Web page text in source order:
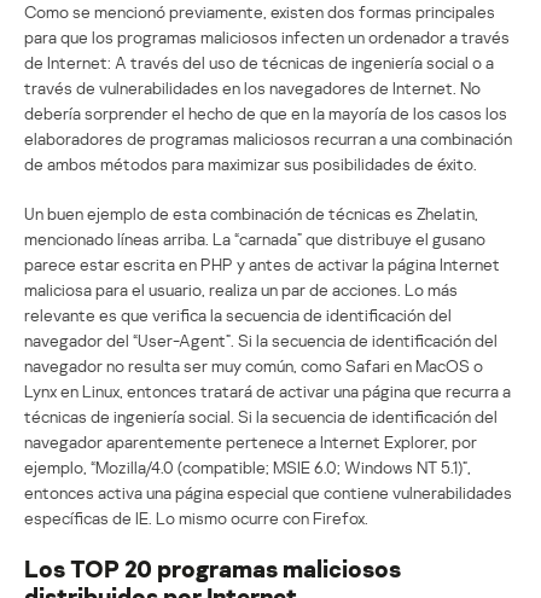
Como se mencionó previamente, existen dos formas principales
para que los programas maliciosos infecten un ordenador a través
de Internet: A través del uso de técnicas de ingeniería social o a
través de vulnerabilidades en los navegadores de Internet. No
debería sorprender el hecho de que en la mayoría de los casos los
elaboradores de programas maliciosos recurran a una combinación
de ambos métodos para maximizar sus posibilidades de éxito.
Un buen ejemplo de esta combinación de técnicas es Zhelatin,
mencionado líneas arriba. La “carnada” que distribuye el gusano
parece estar escrita en PHP y antes de activar la página Internet
maliciosa para el usuario, realiza un par de acciones. Lo más
relevante es que verifica la secuencia de identificación del
navegador del “User-Agent”. Si la secuencia de identificación del
navegador no resulta ser muy común, como Safari en MacOS o
Lynx en Linux, entonces tratará de activar una página que recurra a
técnicas de ingeniería social. Si la secuencia de identificación del
navegador aparentemente pertenece a Internet Explorer, por
ejemplo, “Mozilla/4.0 (compatible; MSIE 6.0; Windows NT 5.1)”,
entonces activa una página especial que contiene vulnerabilidades
específicas de IE. Lo mismo ocurre con Firefox.
Los TOP 20 programas maliciosos